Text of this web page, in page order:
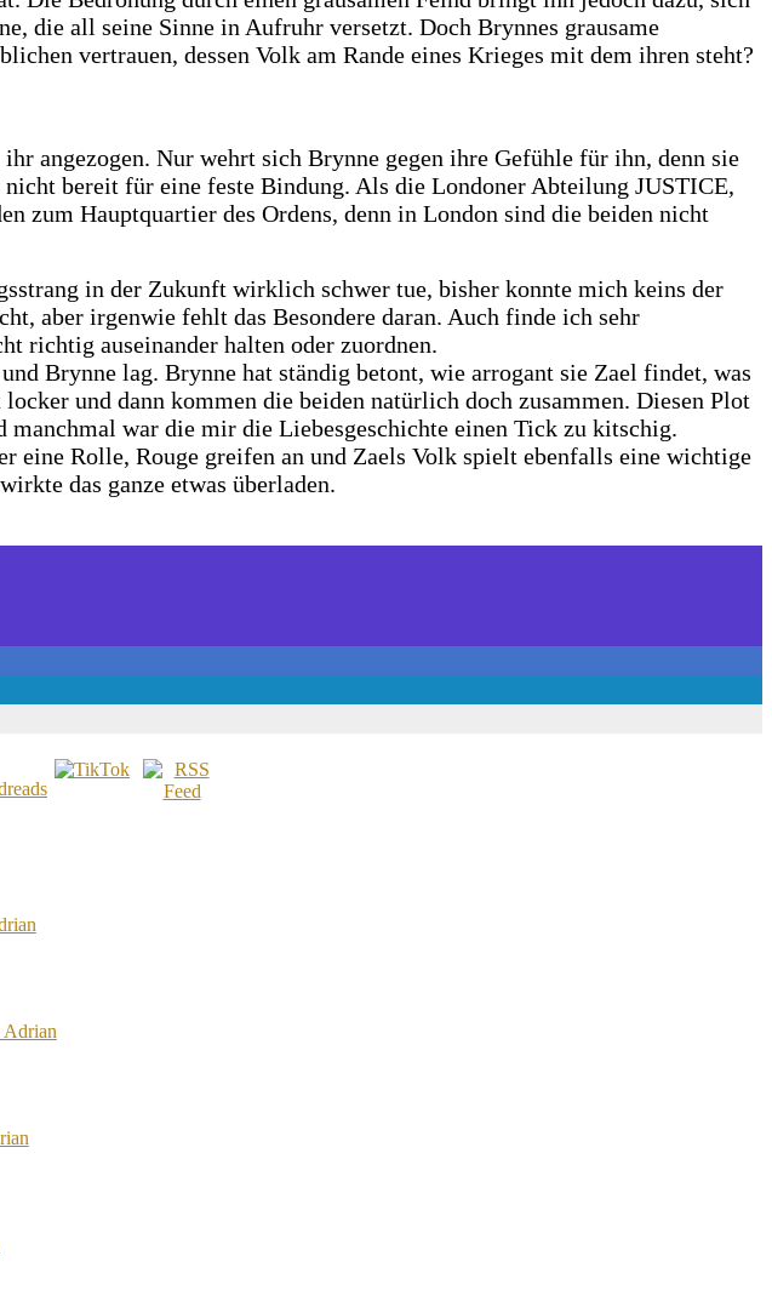
die all seine Sinne in Aufruhr versetzt. Doch Brynnes grausame
vertrauen, dessen Volk am Rande eines Krieges mit dem ihren steht?
angezogen. Nur wehrt sich Brynne gegen ihre Gefühle für ihn, denn sie
bereit für eine feste Bindung. Als die Londoner Abteilung JUSTICE,
zum Hauptquartier des Ordens, denn in London sind die beiden nicht
in der Zukunft wirklich schwer tue, bisher konnte mich keins der
aber irgenwie fehlt das Besondere daran. Auch finde ich sehr
richtig auseinander halten oder zuordnen.
Brynne lag. Brynne hat ständig betont, wie arrogant sie Zael findet, was
und dann kommen die beiden natürlich doch zusammen. Diesen Plot
war die mir die Liebesgeschichte einen Tick zu kitschig.
eine Rolle, Rouge greifen an und Zaels Volk spielt ebenfalls eine wichtige
das ganze etwas überladen.
Adrian